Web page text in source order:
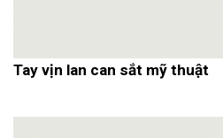
Tay vịn lan can sắt mỹ thuật